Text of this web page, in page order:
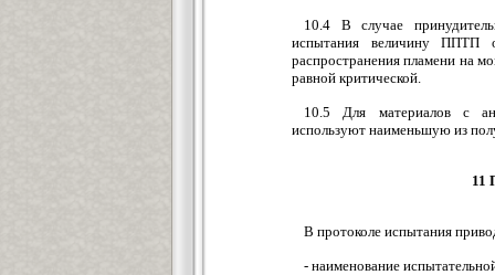
10.4 В случае
испытания величину ППТП
распространения пламени на
равной критической.
10.5 Для материалов с
используют наименьшую из
11
В протоколе испытания
- наименование